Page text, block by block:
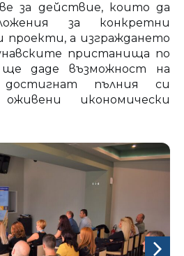
за действие, които да
за конкретни
проекти, а изграждането
пристанища по
ще даде възможност на
пълния си
икономически